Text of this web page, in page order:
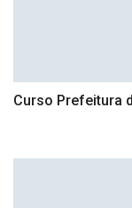
Curso Prefeitura